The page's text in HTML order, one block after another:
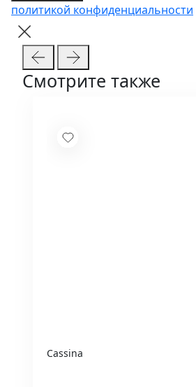
политикой конфиденциальности
Смотрите также
Cassina